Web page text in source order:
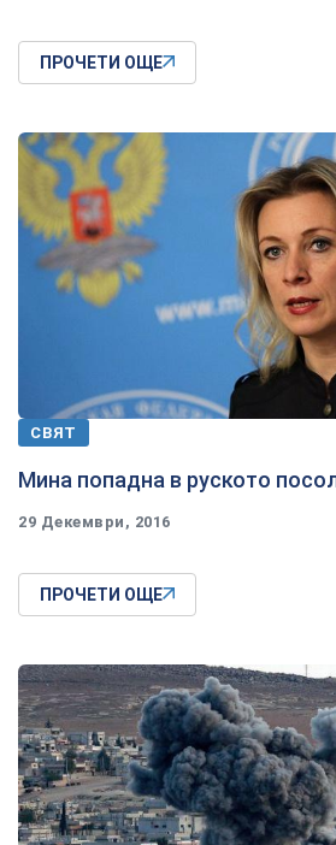
ПРОЧЕТИ ОЩЕ
СВЯТ
Мина попадна в руското
29 Декември, 2016
ПРОЧЕТИ ОЩЕ